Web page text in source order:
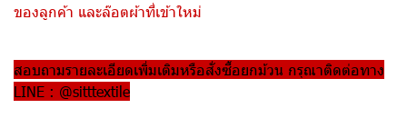
ของลูกค้า และล๊อตผ้าที่เข้าใหม่
สอบถามรายละเอียดเพิ่มเติมหรือสั่งซื้อยกม้วน กรุณาติดต่อทาง
LINE : @sitttextile